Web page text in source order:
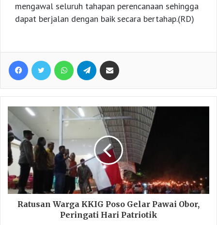
mengawal seluruh tahapan perencanaan sehingga
dapat berjalan dengan baik secara bertahap.(RD)
Facebook Twitter WhatsApp Telegram
Ratusan Warga KKIG Poso Gelar Pawai Obor,
Peringati Hari Patriotik